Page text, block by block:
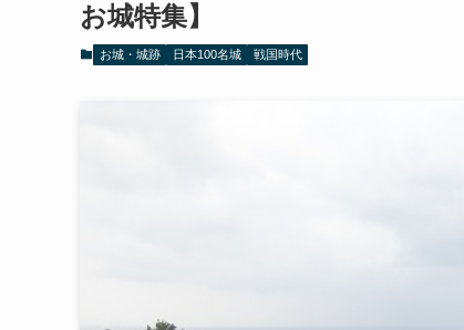
お城特集】
お城・城跡 日本100名城 戦国時代